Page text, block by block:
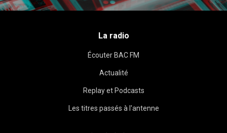
La radio
Écouter BAC FM
Actualité
Replay et Podcasts
Les titres passés à l'antenne